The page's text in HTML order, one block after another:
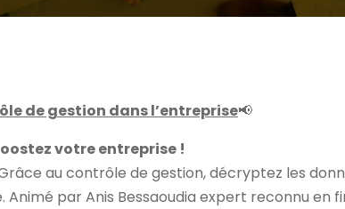
de gestion dans l’entreprise📢
votre entreprise !
au contrôle de gestion, décryptez les
par Anis Bessaoudia expert reconnu en